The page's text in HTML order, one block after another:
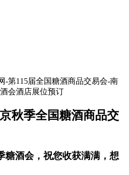
秋季全国糖酒商品交
糖酒会，祝您收获满满，想